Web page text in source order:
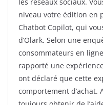
niveau votre édition en
Chatbot Copilot, qui
d’Olark. Selon une
consommateurs en
rapporté une
ont déclaré que cette
comportement d’achat.